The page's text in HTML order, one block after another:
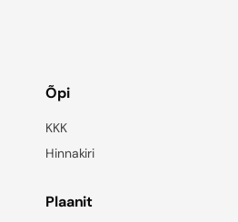
Õpi
KKK
Hinnakiri
Plaanit